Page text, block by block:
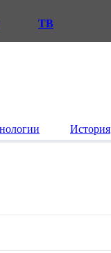
ТВ
История